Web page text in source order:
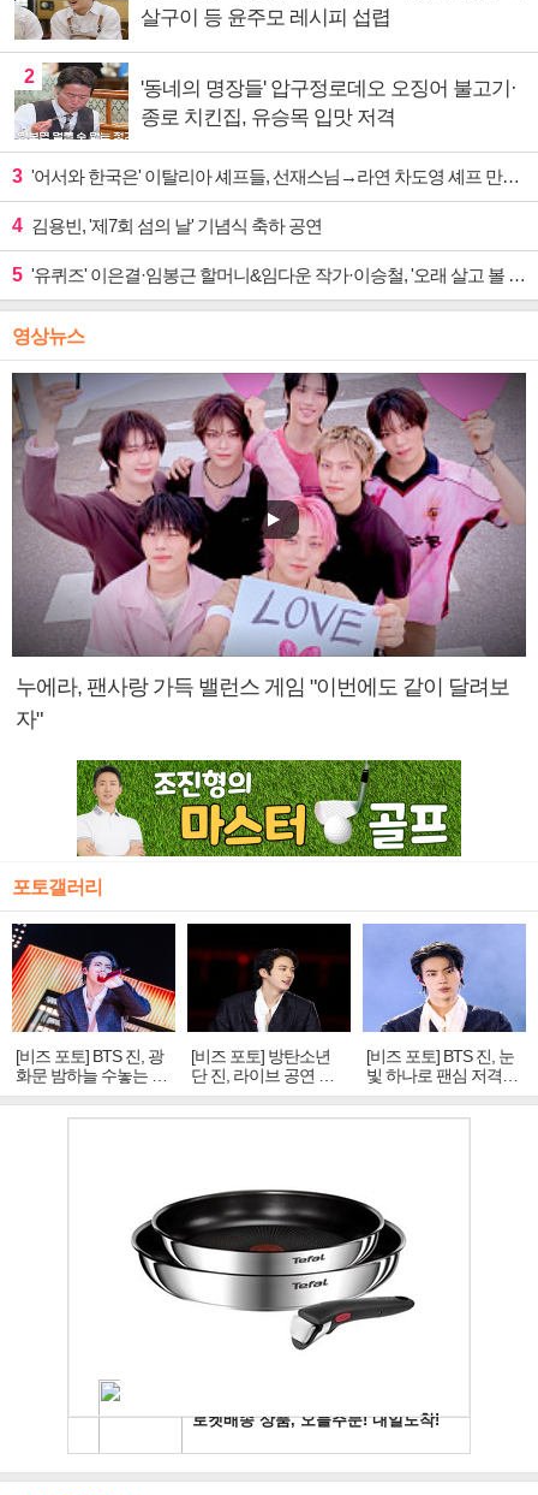
살구이 등 윤주모 레시피 섭렵
2
'동네의 명장들' 압구정로데오 오징어 불고기·
종로 치킨집, 유승목 입맛 저격
3 '어서와 한국은' 이탈리아 셰프들, 선재스님→라연 차도영 셰프 만난다
4 김용빈, '제7회 섬의 날' 기념식 축하 공연
5 '유퀴즈' 이은결·임봉근 할머니&임다운 작가·이승철, '오래 살고 볼 일' 특집 출격
영상뉴스
누에라, 팬사랑 가득 밸런스 게임 "이번에도 같이 달려보
자"
포토갤러리
[비즈 포토] BTS 진, 광
화문 밤하늘 수놓는 '비
주얼 킹'의 열창
[비즈 포토] 방탄소년
단 진, 라이브 공연 중
빛나는 독보적 아우라
[비즈 포토] BTS 진, 눈
빛 하나로 팬심 저격…
독보적 카리스마